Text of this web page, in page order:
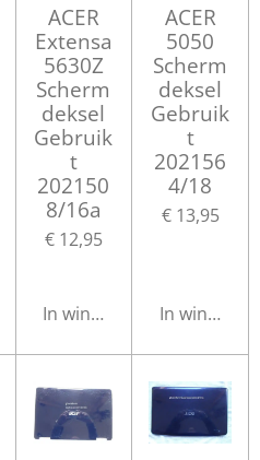
ACER
Extensa
5630Z
Scherm
deksel
Gebruik
t
202150
8/16a
€ 12,95
In winkelwagen
ACER
5050
Scherm
deksel
Gebruik
t
202156
4/18
€ 13,95
In